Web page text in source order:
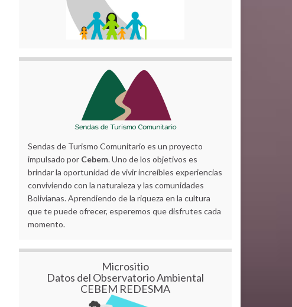
Sendas de Turismo Comunitario es un proyecto
impulsado por Cebem. Uno de los objetivos es
brindar la oportunidad de vivir increíbles experiencias
conviviendo con la naturaleza y las comunidades
Bolivianas. Aprendiendo de la riqueza en la cultura
que te puede ofrecer, esperemos que disfrutes cada
momento.
Micrositio
Datos del Observatorio Ambiental
CEBEM REDESMA